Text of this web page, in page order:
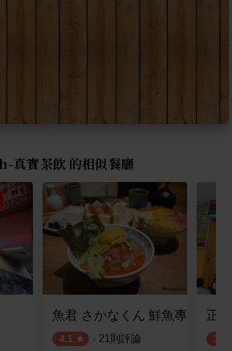
實茶飲 的相似餐廳
魚君 さかなくん 鮮魚專門居酒
4.1 · 21則評論
正
3.6